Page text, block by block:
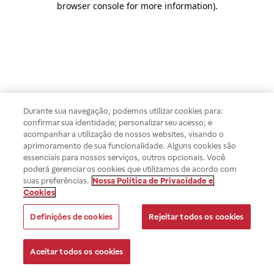
browser console for more information).
Durante sua navegação, podemos utilizar cookies para:
confirmar sua identidade; personalizar seu acesso; e
acompanhar a utilização de nossos websites, visando o
aprimoramento de sua funcionalidade. Alguns cookies são
essenciais para nossos serviços, outros opcionais. Você
poderá gerenciar os cookies que utilizamos de acordo com
suas preferências. Nossa Política de Privacidade e
Cookies
Definições de cookies Rejeitar todos os cookies
Aceitar todos os cookies